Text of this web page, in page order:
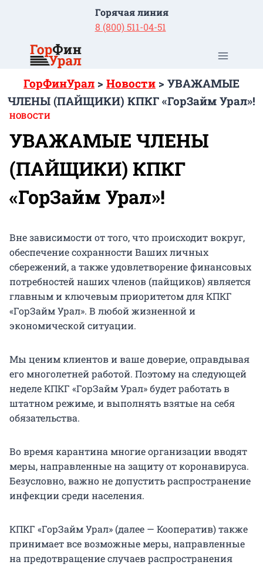
содержимому
Горячая линия
8 (800) 511-04-51
ГорФинУрал > Новости > УВАЖАМЫЕ
ЧЛЕНЫ (ПАЙЩИКИ) КПКГ «ГорЗайм Урал»!
НОВОСТИ
УВАЖАМЫЕ ЧЛЕНЫ
(ПАЙЩИКИ) КПКГ
«ГорЗайм Урал»!
Вне зависимости от того, что происходит вокруг,
обеспечение сохранности Ваших личных
сбережений, а также удовлетворение финансовых
потребностей наших членов (пайщиков) является
главным и ключевым приоритетом для КПКГ
«ГорЗайм Урал». В любой жизненной и
экономической ситуации.
Мы ценим клиентов и ваше доверие, оправдывая
его многолетней работой. Поэтому на следующей
неделе КПКГ «ГорЗайм Урал» будет работать в
штатном режиме, и выполнять взятые на себя
обязательства.
Во время карантина многие организации вводят
меры, направленные на защиту от коронавируса.
Безусловно, важно не допустить распространение
инфекции среди населения.
КПКГ «ГорЗайм Урал» (далее — Кооператив) также
принимает все возможные меры, направленные
на предотвращение случаев распространения